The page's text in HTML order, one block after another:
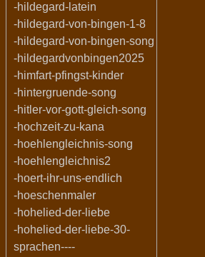
-hildegard-latein
-hildegard-von-bingen-1-8
-hildegard-von-bingen-song
-hildegardvonbingen2025
-himfart-pfingst-kinder
-hintergruende-song
-hitler-vor-gott-gleich-song
-hochzeit-zu-kana
-hoehlengleichnis-song
-hoehlengleichnis2
-hoert-ihr-uns-endlich
-hoeschenmaler
-hohelied-der-liebe
-hohelied-der-liebe-30-
sprachen----